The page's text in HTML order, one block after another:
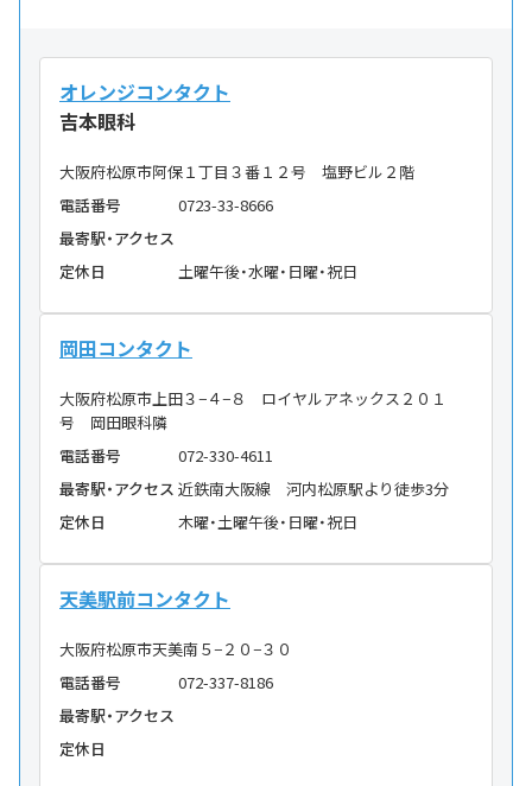
オレンジコンタクト
吉本眼科
大阪府松原市阿保１丁目３番１２号 塩野ビル２階
電話番号
0723-33-8666
最寄駅・アクセス
定休日
土曜午後・水曜・日曜・祝日
岡田コンタクト
大阪府松原市上田３−４−８ ロイヤルアネックス２０１
号 岡田眼科隣
電話番号
072-330-4611
最寄駅・アクセス 近鉄南大阪線 河内松原駅より徒歩3分
定休日
木曜・土曜午後・日曜・祝日
天美駅前コンタクト
大阪府松原市天美南５−２０−３０
電話番号
072-337-8186
最寄駅・アクセス
定休日